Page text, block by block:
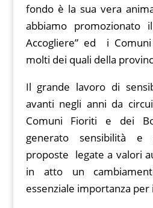
fondo è la sua vera
abbiamo promozionato
Accogliere” ed i
molti dei quali della
Il grande lavoro di
avanti negli anni da
Comuni Fioriti e dei
generato sensibilità
proposte legate a valori
in atto un
essenziale importanza